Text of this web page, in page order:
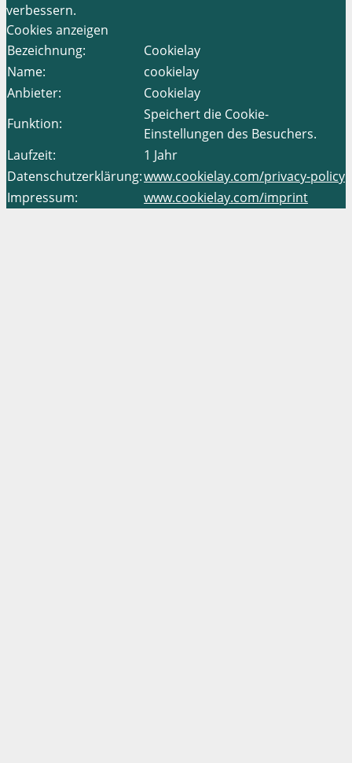
verbessern.
Cookies anzeigen
Bezeichnung:
Cookielay
Name:
cookielay
Anbieter:
Cookielay
Funktion:
Speichert die Cookie-
Einstellungen des Besuchers.
Laufzeit:
1 Jahr
Datenschutzerklärung:www.cookielay.com/privacy-policy
Impressum:
www.cookielay.com/imprint